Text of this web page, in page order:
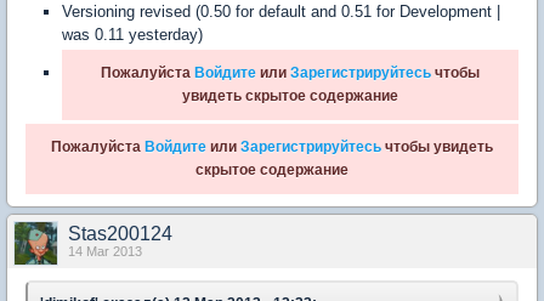
Versioning revised (0.50 for default and 0.51 for Development |
was 0.11 yesterday)
Пожалуйста Войдите или Зарегистрируйтесь чтобы
увидеть скрытое содержание
Пожалуйста Войдите или Зарегистрируйтесь чтобы увидеть
скрытое содержание
Stas200124
14 Mar 2013